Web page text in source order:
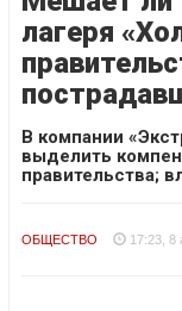
лагеря
В компании
выделить
правительства;
ОБЩЕСТВО 17:23, 8